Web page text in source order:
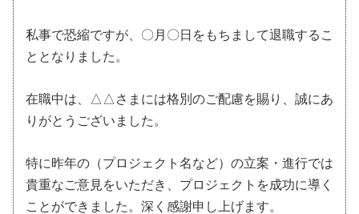
私事で恐縮ですが、〇月〇日をもちまして退職するこ
ととなりました。
在職中は、△△さまには格別のご配慮を賜り、誠にあ
りがとうございました。
特に昨年の（プロジェクト名など）の立案・進行では
貴重なご意見をいただき、プロジェクトを成功に導く
ことができました。深く感謝申し上げます。